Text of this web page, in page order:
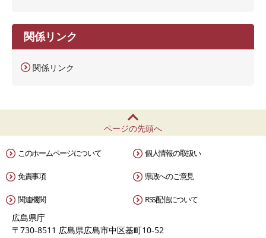
関係リンク
関係リンク
ページの先頭へ
このホームページについて 個人情報の取扱い
免責事項 県政へのご意見
関連機関 RSS配信について
広島県庁
〒730-8511 広島県広島市中区基町10-52